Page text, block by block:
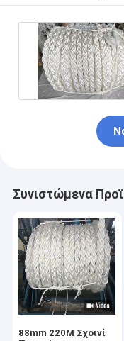
Συνιστώμενα
88mm 220M Σχοινί